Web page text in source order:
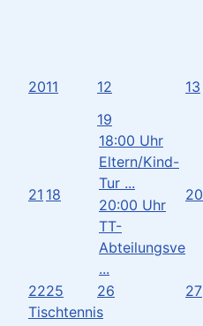
2011 12 13
21 18
19
18:00 Uhr
Eltern/Kind-
Tur ...
20:00 Uhr
TT-
Abteilungsve
...
20
2225 26 27
Tischtennis